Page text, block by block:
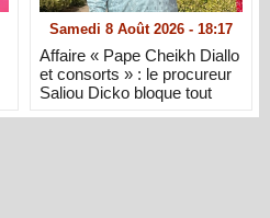
Samedi 8 Août 2026 - 18:17
Affaire « Pape Cheikh Diallo
et consorts » : le procureur
Saliou Dicko bloque tout